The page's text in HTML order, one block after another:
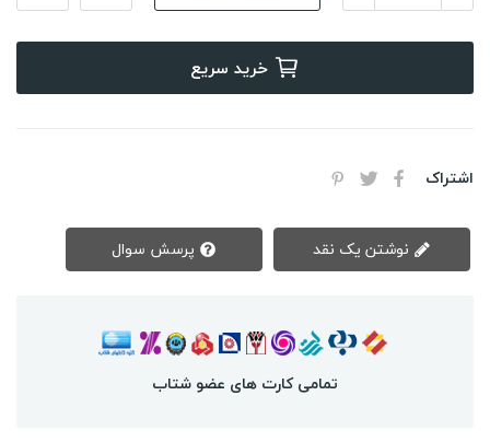
خرید سریع
اشتراک
تمامی کارت های عضو شتاب